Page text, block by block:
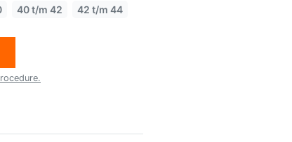
40 t/m 42 42 t/m 44